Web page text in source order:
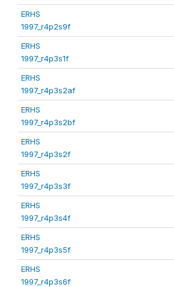
ERHS
1997_r4p2s9f
ERHS
1997_r4p3s1f
ERHS
1997_r4p3s2af
ERHS
1997_r4p3s2bf
ERHS
1997_r4p3s2f
ERHS
1997_r4p3s3f
ERHS
1997_r4p3s4f
ERHS
1997_r4p3s5f
ERHS
1997_r4p3s6f